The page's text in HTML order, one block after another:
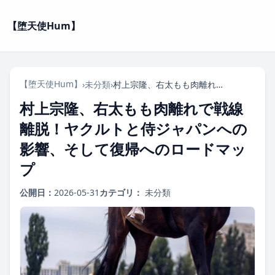
【堕天使Hum】
【堕天使Hum】 ›未分類› 村上宗隆、右太もも肉離れで戦線離脱！ヤクルトと侍ジャパンへの影響、そして復帰へのロードマップ
村上宗隆、右太もも肉離れで戦線
離脱！ヤクルトと侍ジャパンへの
影響、そして復帰へのロードマッ
プ
公開日： 2026-05-31 カテゴリ： 未分類